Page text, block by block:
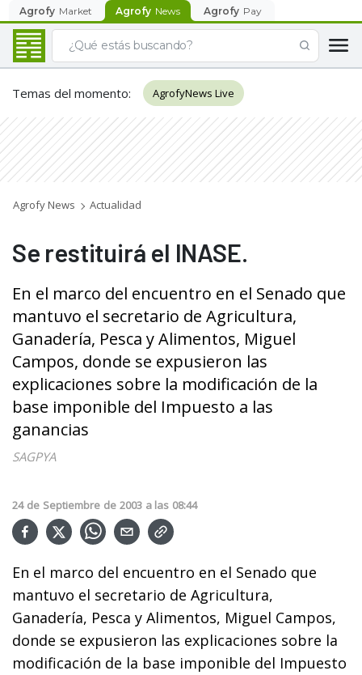
Agrofy Market Agrofy News Agrofy Pay
Temas del momento: AgrofyNews Live
Agrofy News Actualidad
Se restituirá el INASE.
En el marco del encuentro en el Senado que
mantuvo el secretario de Agricultura,
Ganadería, Pesca y Alimentos, Miguel
Campos, donde se expusieron las
explicaciones sobre la modificación de la
base imponible del Impuesto a las
ganancias
SAGPYA
24 de Septiembre de 2003 a las 08:44
En el marco del encuentro en el Senado que
mantuvo el secretario de Agricultura,
Ganadería, Pesca y Alimentos, Miguel Campos,
donde se expusieron las explicaciones sobre la
modificación de la base imponible del Impuesto